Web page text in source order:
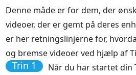
Denne måde er for dem, der
videoer, der er gemt på deres
er her retningslinjerne for,
og bremse videoer ved hjælp af
Trin 1
Når du har startet din